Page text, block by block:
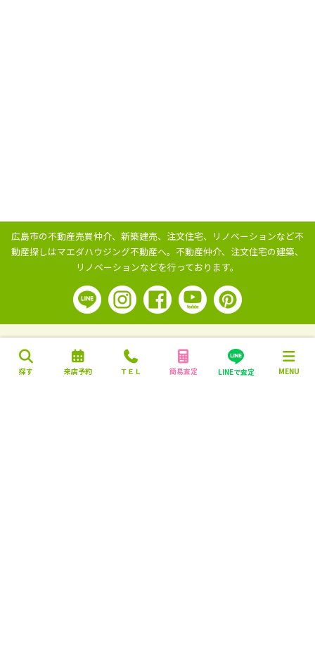
探す 来店予約 ＴＥＬ 簡易査定 LINEで査定 MENU
広島市の不動産売買仲介、新築建売、注文住宅、リノベーションなど不
動産探しはマエダハウジング不動産へ。 不動産仲介、注文住宅の建築、
リノベーションなどを行っております。